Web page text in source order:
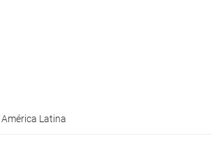
América Latina